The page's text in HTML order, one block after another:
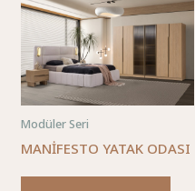
Modüler Seri
MANİFESTO YATAK ODASI